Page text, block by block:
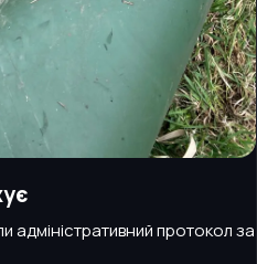
адміністративний протокол за